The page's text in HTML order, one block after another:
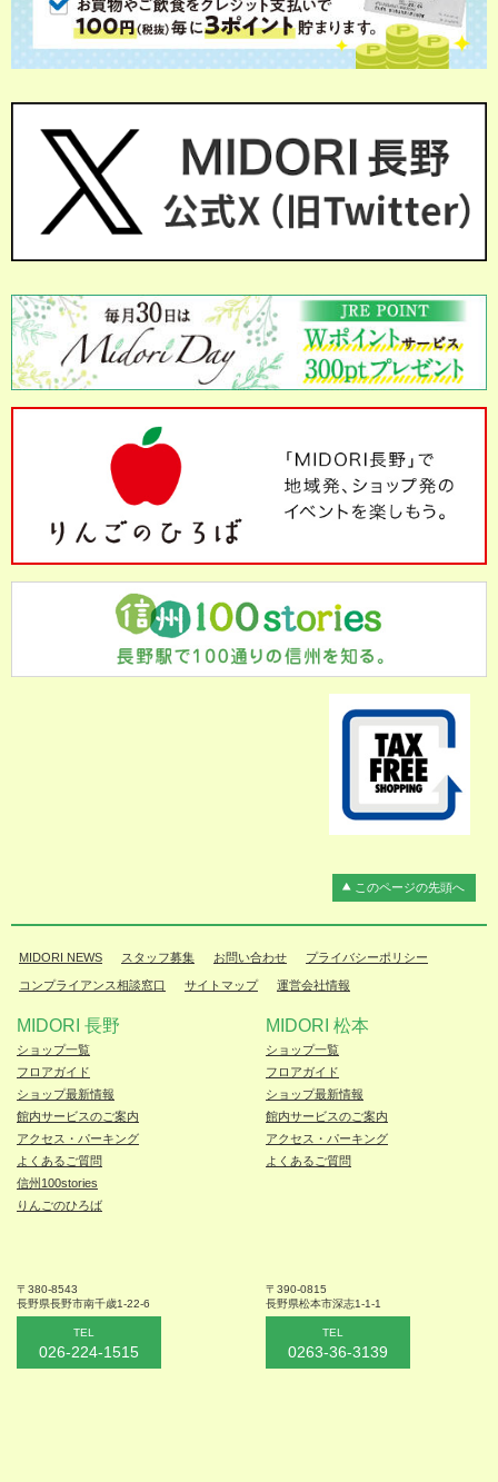
このページの先頭へ
MIDORI NEWS スタッフ募集 お問い合わせ プライバシーポリシー
コンプライアンス相談窓口 サイトマップ 運営会社情報
MIDORI 長野
ショップ一覧
フロアガイド
ショップ最新情報
館内サービスのご案内
アクセス・パーキング
よくあるご質問
信州100stories
りんごのひろば
〒380-8543
長野県長野市南千歳1-22-6
TEL
026-224-1515
MIDORI 松本
ショップ一覧
フロアガイド
ショップ最新情報
館内サービスのご案内
アクセス・パーキング
よくあるご質問
〒390-0815
長野県松本市深志1-1-1
TEL
0263-36-3139